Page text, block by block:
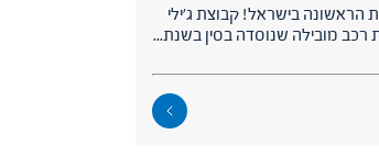
בישראל! קבוצת ג'ילי
רכב מובילה שנוסדה בסין בשנת...